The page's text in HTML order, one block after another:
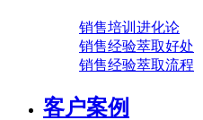
销售培训进化论
销售经验萃取好处
销售经验萃取流程
客户案例